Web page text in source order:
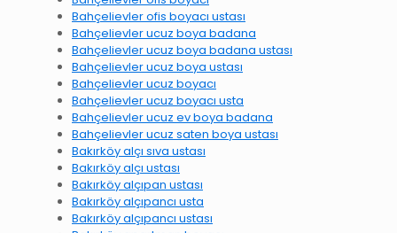
Bahçelievler ofis boyacı ustası
Bahçelievler ucuz boya badana
Bahçelievler ucuz boya badana ustası
Bahçelievler ucuz boya ustası
Bahçelievler ucuz boyacı
Bahçelievler ucuz boyacı usta
Bahçelievler ucuz ev boya badana
Bahçelievler ucuz saten boya ustası
Bakırköy alçı sıva ustası
Bakırköy alçı ustası
Bakırköy alçıpan ustası
Bakırköy alçıpancı usta
Bakırköy alçıpancı ustası